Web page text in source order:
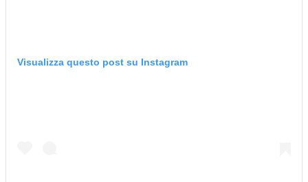
Visualizza questo post su Instagram